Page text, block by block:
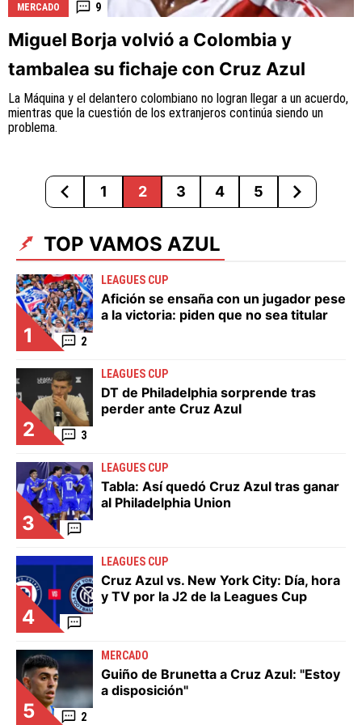
MERCADO 9
Miguel Borja volvió a Colombia y
tambalea su fichaje con Cruz Azul
La Máquina y el delantero colombiano no logran llegar a un acuerdo,
mientras que la cuestión de los extranjeros continúa siendo un
problema.
1 2 3 4 5
TOP VAMOS AZUL
1 2
LEAGUES CUP
Afición se ensaña con un jugador pese
a la victoria: piden que no sea titular
2 3
LEAGUES CUP
DT de Philadelphia sorprende tras
perder ante Cruz Azul
3
LEAGUES CUP
Tabla: Así quedó Cruz Azul tras ganar
al Philadelphia Union
4
LEAGUES CUP
Cruz Azul vs. New York City: Día, hora
y TV por la J2 de la Leagues Cup
5 2
MERCADO
Guiño de Brunetta a Cruz Azul: "Estoy
a disposición"